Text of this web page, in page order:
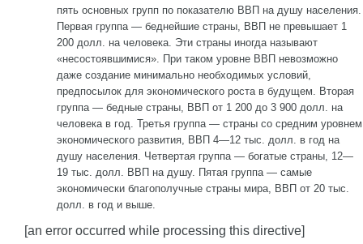
пять основных групп по показателю ВВП на душу населения.
Первая группа — беднейшие страны, ВВП не превышает 1
200 долл. на человека. Эти страны иногда называют
«несостоявшимися». При таком уровне ВВП невозможно
даже создание минимально необходимых условий,
предпосылок для экономического роста в будущем. Вторая
группа — бедные страны, ВВП от 1 200 до 3 900 долл. на
человека в год. Третья группа — страны со средним уровнем
экономического развития, ВВП 4—12 тыс. долл. в год на
душу населения. Четвертая группа — богатые страны, 12—
19 тыс. долл. ВВП на душу. Пятая группа — самые
экономически благополучные страны мира, ВВП от 20 тыс.
долл. в год и выше.
[an error occurred while processing this directive]